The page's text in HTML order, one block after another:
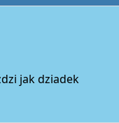
jak dziadek